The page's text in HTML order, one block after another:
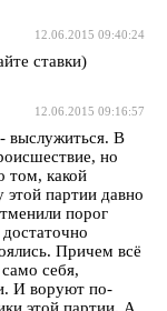
12.06.2015 09:40:24
ставки)
12.06.2015 09:16:57
выслужиться. В
но
том, какой
этой партии давно
порог
Причем всё
себя,
И воруют по-
этой партии. А